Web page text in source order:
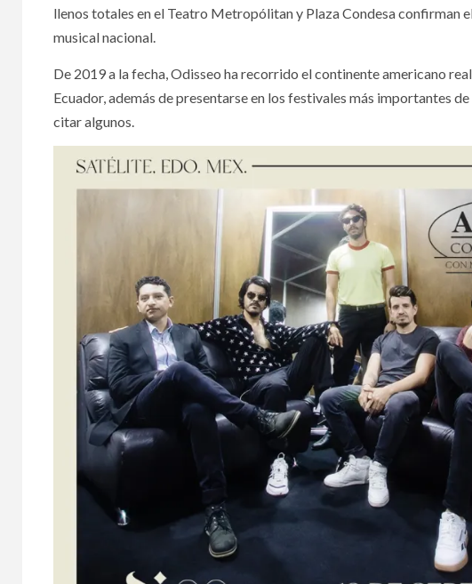
llenos totales en el Teatro Metropólitan y Plaza Condesa confirman
musical nacional.
De 2019 a la fecha, Odisseo ha recorrido el continente americano
Ecuador, además de presentarse en los festivales más importantes
citar algunos.